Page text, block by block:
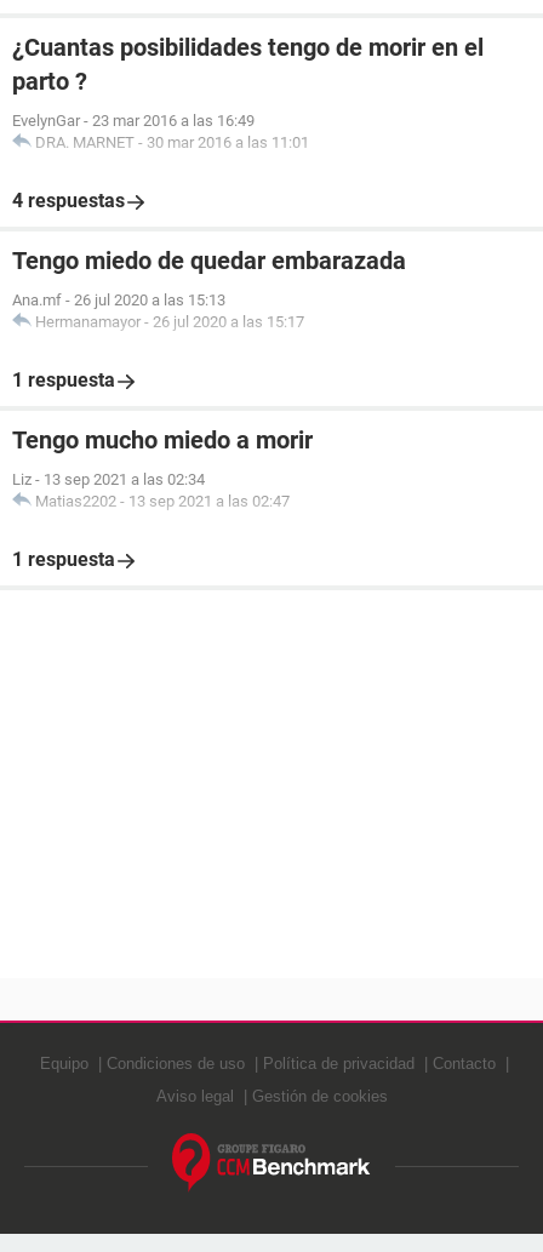
¿Cuantas posibilidades tengo de morir en el
parto ?
EvelynGar - 23 mar 2016 a las 16:49
DRA. MARNET - 30 mar 2016 a las 11:01
4 respuestas
Tengo miedo de quedar embarazada
Ana.mf - 26 jul 2020 a las 15:13
Hermanamayor - 26 jul 2020 a las 15:17
1 respuesta
Tengo mucho miedo a morir
Liz - 13 sep 2021 a las 02:34
Matias2202 - 13 sep 2021 a las 02:47
1 respuesta
Equipo Condiciones de uso Política de privacidad
Contacto
Aviso legal
Gestión de cookies